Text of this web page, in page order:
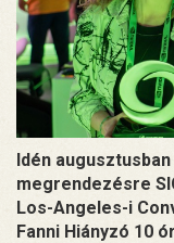
Idén
megrendezésre
Los-Angeles-i
Fanni Hiányzó 10